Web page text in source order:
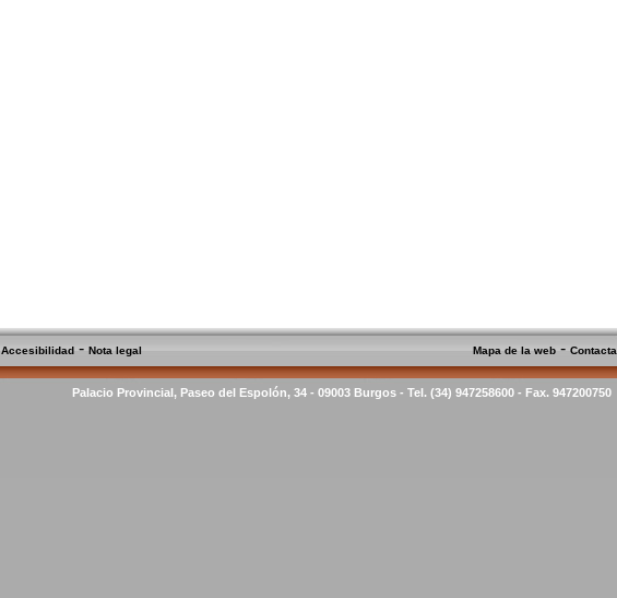
Accesibilidad -Nota legal Mapa de la web -Contacta
Palacio Provincial, Paseo del Espolón, 34 - 09003 Burgos - Tel. (34) 947258600 - Fax. 947200750